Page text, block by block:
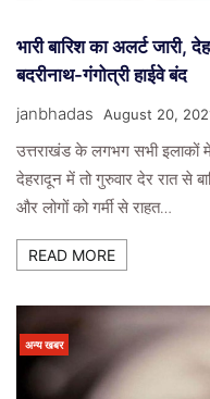
भारी बारिश का अलर्ट जारी,
बदरीनाथ-गंगोत्री हाईवे बंद
janbhadas August 20,
उत्तराखंड के लगभग सभी इलाकों
देहरादून में तो गुरुवार देर रात से
और लोगों को गर्मी से राहत…
READ MORE
अन्य खबर